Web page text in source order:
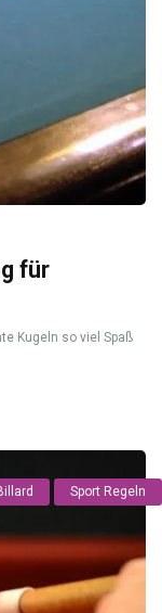
für
Kugeln so viel Spaß
Sport Regeln